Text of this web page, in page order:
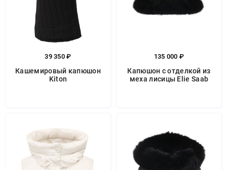
39 350 ₽
Кашемировый капюшон
Kiton
135 000 ₽
Капюшон с отделкой из
меха лисицы Elie Saab